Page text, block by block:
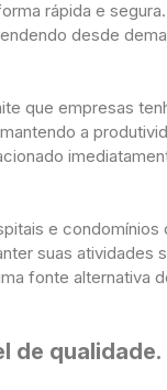
rápida e
desde
que empresas
a
e condomínios
suas atividades
fonte alternativa
de qualidade.